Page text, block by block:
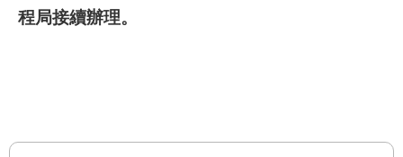
發
人
程局接續辦理。